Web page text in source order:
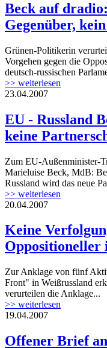
Beck auf
Gegenüber,
Grünen-Politikerin
Vorgehen gegen die
deutsch-russischen
>> weiterlesen
23.04.2007
EU - Russland
keine
Zum EU-Außenminister-
Marieluise Beck, MdB:
Russland wird das neue
>> weiterlesen
20.04.2007
Keine
Oppositioneller
Zur Anklage von fünf
Front" in Weißrussland
verurteilen die Anklage...
>> weiterlesen
19.04.2007
Offener Brief